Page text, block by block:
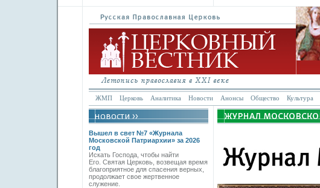
ЖМП Церковь Аналитика Новости Анонсы Общество Культура
Вышел в свет №7 «Журнала
Московской Патриархии» за 2026
год
Искать Господа, чтобы найти
Его. Святая Церковь, возвещая время
благоприятное для спасения верных,
продолжает свое жертвенное
служение.